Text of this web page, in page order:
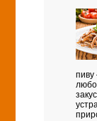
пиву